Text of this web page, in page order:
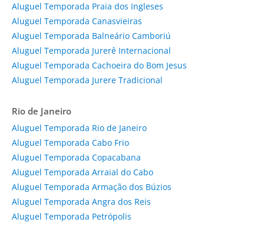
Aluguel Temporada Praia dos Ingleses
Aluguel Temporada Canasvieiras
Aluguel Temporada Balneário Camboriú
Aluguel Temporada Jurerê Internacional
Aluguel Temporada Cachoeira do Bom Jesus
Aluguel Temporada Jurere Tradicional
Rio de Janeiro
Aluguel Temporada Rio de Janeiro
Aluguel Temporada Cabo Frio
Aluguel Temporada Copacabana
Aluguel Temporada Arraial do Cabo
Aluguel Temporada Armação dos Búzios
Aluguel Temporada Angra dos Reis
Aluguel Temporada Petrópolis